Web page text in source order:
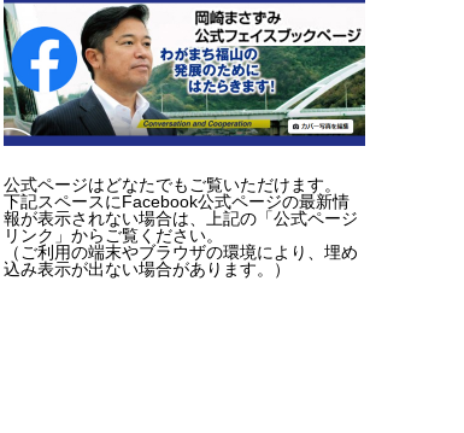
公式ページはどなたでもご覧いただけます。
下記スペースにFacebook公式ページの最新情
報が表示されない場合は、上記の「公式ページ
リンク」からご覧ください。
（ご利用の端末やブラウザの環境により、埋め
込み表示が出ない場合があります。）